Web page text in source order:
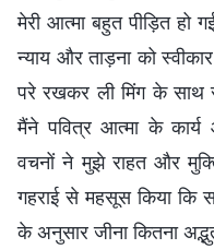
मेरी आत्मा बहुत पीड़ित
न्याय और ताड़ना को
परे रखकर ली मिंग के साथ
मैंने पवित्र आत्मा के कार्य
वचनों ने मुझे राहत और
गहराई से महसूस किया कि
के अनुसार जीना कितना